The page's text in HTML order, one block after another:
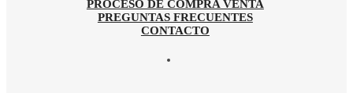
PROCESO DE COMPRA VENTA
PREGUNTAS FRECUENTES
CONTACTO